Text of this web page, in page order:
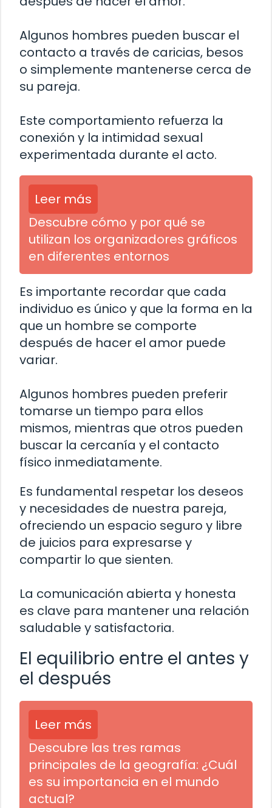
Algunos hombres pueden buscar el
contacto a través de caricias, besos
o simplemente mantenerse cerca de
su pareja.
Este comportamiento refuerza la
conexión y la intimidad sexual
experimentada durante el acto.
Leer más
Descubre cómo y por qué se
utilizan los organizadores gráficos
en diferentes entornos
Es importante recordar que cada
individuo es único y que la forma en la
que un hombre se comporte
después de hacer el amor puede
variar.
Algunos hombres pueden preferir
tomarse un tiempo para ellos
mismos, mientras que otros pueden
buscar la cercanía y el contacto
físico inmediatamente.
Es fundamental respetar los deseos
y necesidades de nuestra pareja,
ofreciendo un espacio seguro y libre
de juicios para expresarse y
compartir lo que sienten.
La comunicación abierta y honesta
es clave para mantener una relación
saludable y satisfactoria.
El equilibrio entre el antes y
el después
Leer más
Descubre las tres ramas
principales de la geografía: ¿Cuál
es su importancia en el mundo
actual?